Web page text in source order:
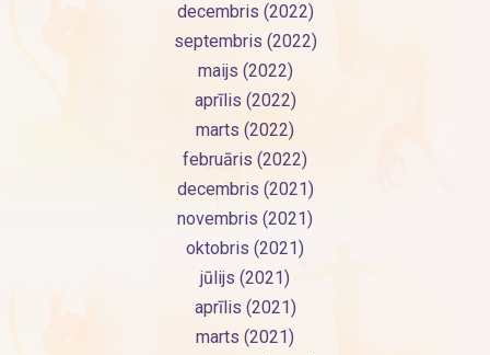
decembris (2022)
septembris (2022)
maijs (2022)
aprīlis (2022)
marts (2022)
februāris (2022)
decembris (2021)
novembris (2021)
oktobris (2021)
jūlijs (2021)
aprīlis (2021)
marts (2021)